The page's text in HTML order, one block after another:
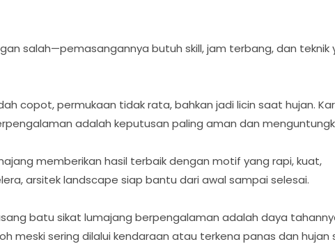
salah—pemasangannya butuh skill, jam terbang, dan teknik
copot, permukaan tidak rata, bahkan jadi licin saat hujan.
adalah keputusan paling aman dan
memberikan hasil terbaik dengan motif yang rapi, kuat,
arsitek landscape siap bantu dari awal sampai selesai.
batu sikat lumajang berpengalaman adalah daya
meski sering dilalui kendaraan atau terkena panas dan hujan